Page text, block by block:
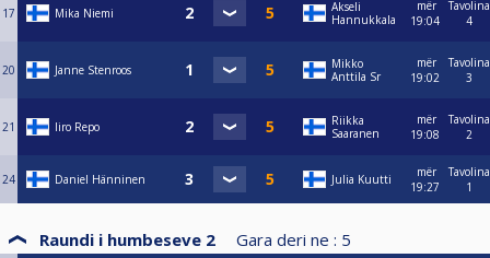
17 Mika Niemi
Akseli
Hannukkala
mër
19:04
Tavolina
4
20 Janne Stenroos
Mikko
Anttila Sr
mër
19:02
Tavolina
3
21 Iiro Repo
Riikka
Saaranen
mër
19:08
Tavolina
2
24 Daniel Hänninen Julia Kuutti
mër
19:27
Tavolina
1
Raundi i humbeseve 2 Gara deri ne : 5